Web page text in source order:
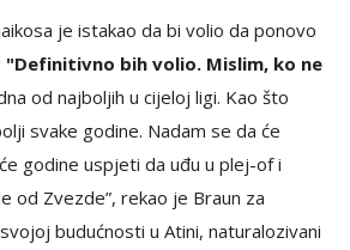
je istakao da bi volio da ponovo
"Definitivno bih volio. Mislim, ko ne
od najboljih u cijeloj ligi. Kao što
svake godine. Nadam se da će
godine uspjeti da uđu u plej-of i
od Zvezde”, rekao je Braun za
budućnosti u Atini, naturalozivani